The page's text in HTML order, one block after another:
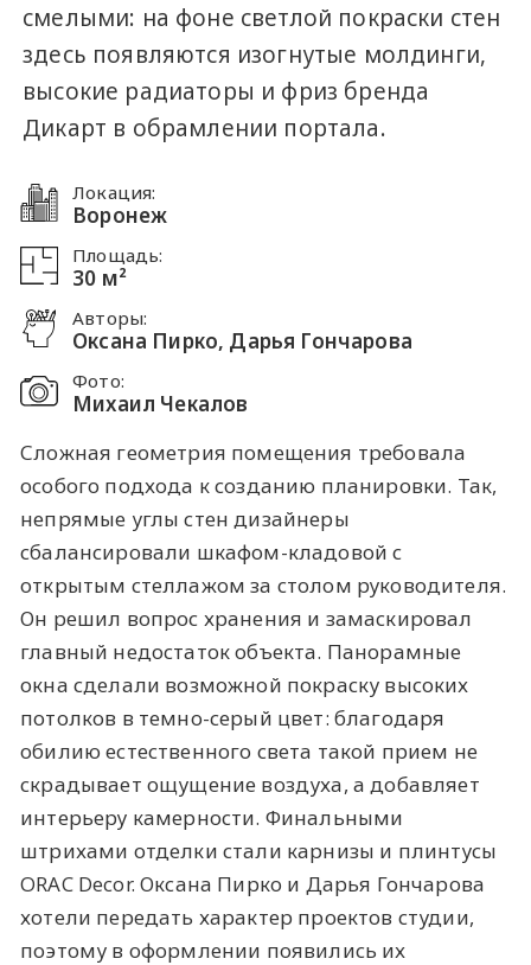
смелыми: на фоне светлой покраски стен
здесь появляются изогнутые молдинги,
высокие радиаторы и фриз бренда
Дикарт в обрамлении портала.
Локация:
Воронеж
Площадь:
30 м²
Авторы:
Оксана Пирко, Дарья Гончарова
Фото:
Михаил Чекалов
Сложная геометрия помещения требовала
особого подхода к созданию планировки. Так,
непрямые углы стен дизайнеры
сбалансировали шкафом-кладовой с
открытым стеллажом за столом руководителя.
Он решил вопрос хранения и замаскировал
главный недостаток объекта. Панорамные
окна сделали возможной покраску высоких
потолков в темно-серый цвет: благодаря
обилию естественного света такой прием не
скрадывает ощущение воздуха, а добавляет
интерьеру камерности. Финальными
штрихами отделки стали карнизы и плинтусы
ORAC Decor. Оксана Пирко и Дарья Гончарова
хотели передать характер проектов студии,
поэтому в оформлении появились их